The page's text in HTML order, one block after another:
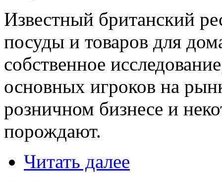
Известный британский
посуды и товаров для
собственное
основных игроков на
розничном бизнесе и
порождают.
Читать далее